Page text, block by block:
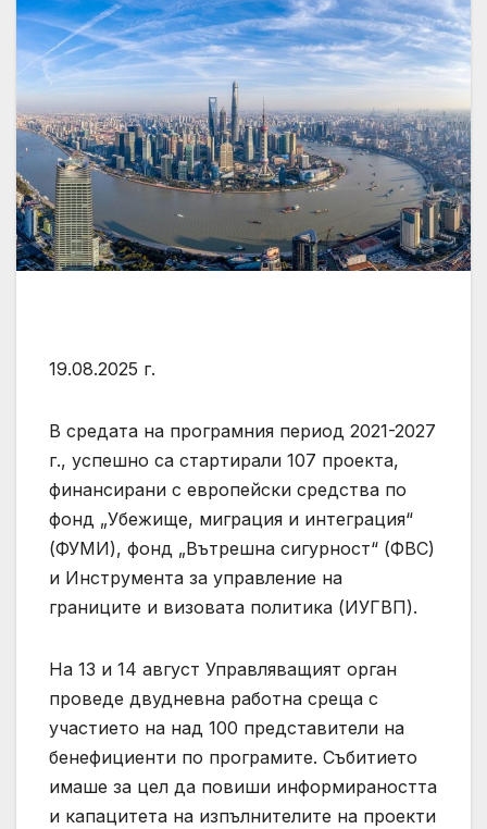
19.08.2025 г.
В средата на програмния период 2021-2027
г., успешно са стартирали 107 проекта,
финансирани с европейски средства по
фонд „Убежище, миграция и интеграция“
(ФУМИ), фонд „Вътрешна сигурност“ (ФВС)
и Инструмента за управление на
границите и визовата политика (ИУГВП).
На 13 и 14 август Управляващият орган
проведе двудневна работна среща с
участието на над 100 представители на
бенефициенти по програмите. Събитието
имаше за цел да повиши информираността
и капацитета на изпълнителите на проекти